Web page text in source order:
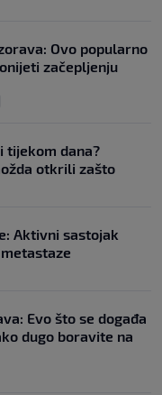
Ovo popularno
začepljenju
tijekom dana?
otkrili zašto
Aktivni sastojak
Evo što se događa
dugo boravite na